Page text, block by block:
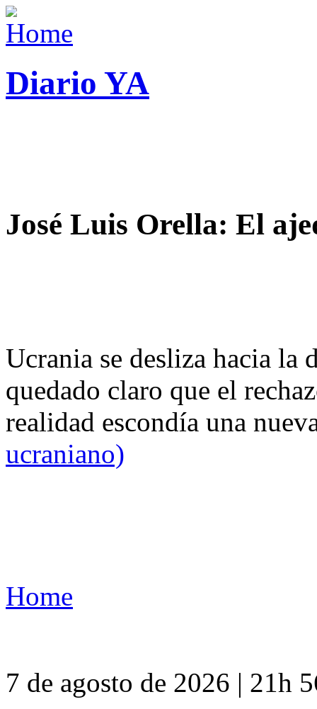
Diario YA
José Luis Orella: El
Ucrania se desliza hacia
quedado claro que el
realidad escondía una
ucraniano)
Home
7 de agosto de 2026 | 21h